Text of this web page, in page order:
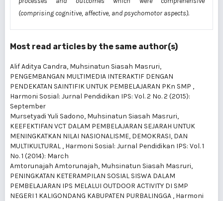
(comprising cognitive, affective, and psychomotor aspects).
Most read articles by the same author(s)
Alif Aditya Candra, Muhsinatun Siasah Masruri,
PENGEMBANGAN MULTIMEDIA INTERAKTIF DENGAN
PENDEKATAN SAINTIFIK UNTUK PEMBELAJARAN PKn SMP ,
Harmoni Sosial: Jurnal Pendidikan IPS: Vol. 2 No. 2 (2015):
September
Mursetyadi Yuli Sadono, Muhsinatun Siasah Masruri,
KEEFEKTIFAN VCT DALAM PEMBELAJARAN SEJARAH UNTUK
MENINGKATKAN NILAI NASIONALISME, DEMOKRASI, DAN
MULTIKULTURAL , Harmoni Sosial: Jurnal Pendidikan IPS: Vol. 1
No. 1 (2014): March
Amtorunajah Amtorunajah, Muhsinatun Siasah Masruri,
PENINGKATAN KETERAMPILAN SOSIAL SISWA DALAM
PEMBELAJARAN IPS MELALUI OUTDOOR ACTIVITY DI SMP
NEGERI 1 KALIGONDANG KABUPATEN PURBALINGGA , Harmoni